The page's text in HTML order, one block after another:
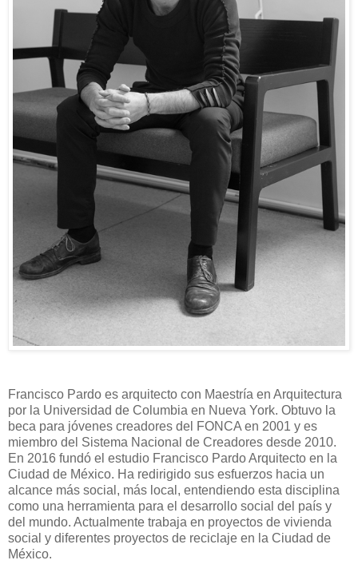
Francisco Pardo es arquitecto con Maestría en Arquitectura
por la Universidad de Columbia en Nueva York. Obtuvo la
beca para jóvenes creadores del FONCA en 2001 y es
miembro del Sistema Nacional de Creadores desde 2010.
En 2016 fundó el estudio Francisco Pardo Arquitecto en la
Ciudad de México. Ha redirigido sus esfuerzos hacia un
alcance más social, más local, entendiendo esta disciplina
como una herramienta para el desarrollo social del país y
del mundo. Actualmente trabaja en proyectos de vivienda
social y diferentes proyectos de reciclaje en la Ciudad de
México.